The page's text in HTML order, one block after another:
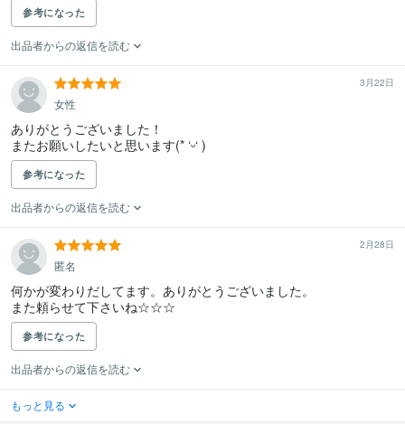
参考になった
出品者からの返信を読む
3月22日
女性
ありがとうございました！
またお願いしたいと思います(* ‘ᵕ‘ )
参考になった
出品者からの返信を読む
2月28日
匿名
何かが変わりだしてます。ありがとうございました。
また頼らせて下さいね☆☆☆
参考になった
出品者からの返信を読む
もっと見る